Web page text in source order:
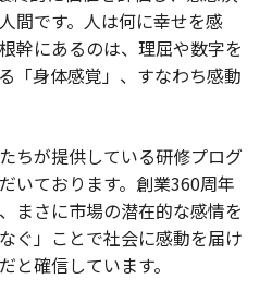
間です。人は何に幸せを感
幹にあるのは、理屈や数字を
「身体感覚」、すなわち感動
ちが提供している研修プログ
いております。創業360周年
まさに市場の潜在的な感情を
ぐ」ことで社会に感動を届け
と確信しています。